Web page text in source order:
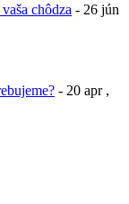
chôdza - 26 jún
- 20 apr ,